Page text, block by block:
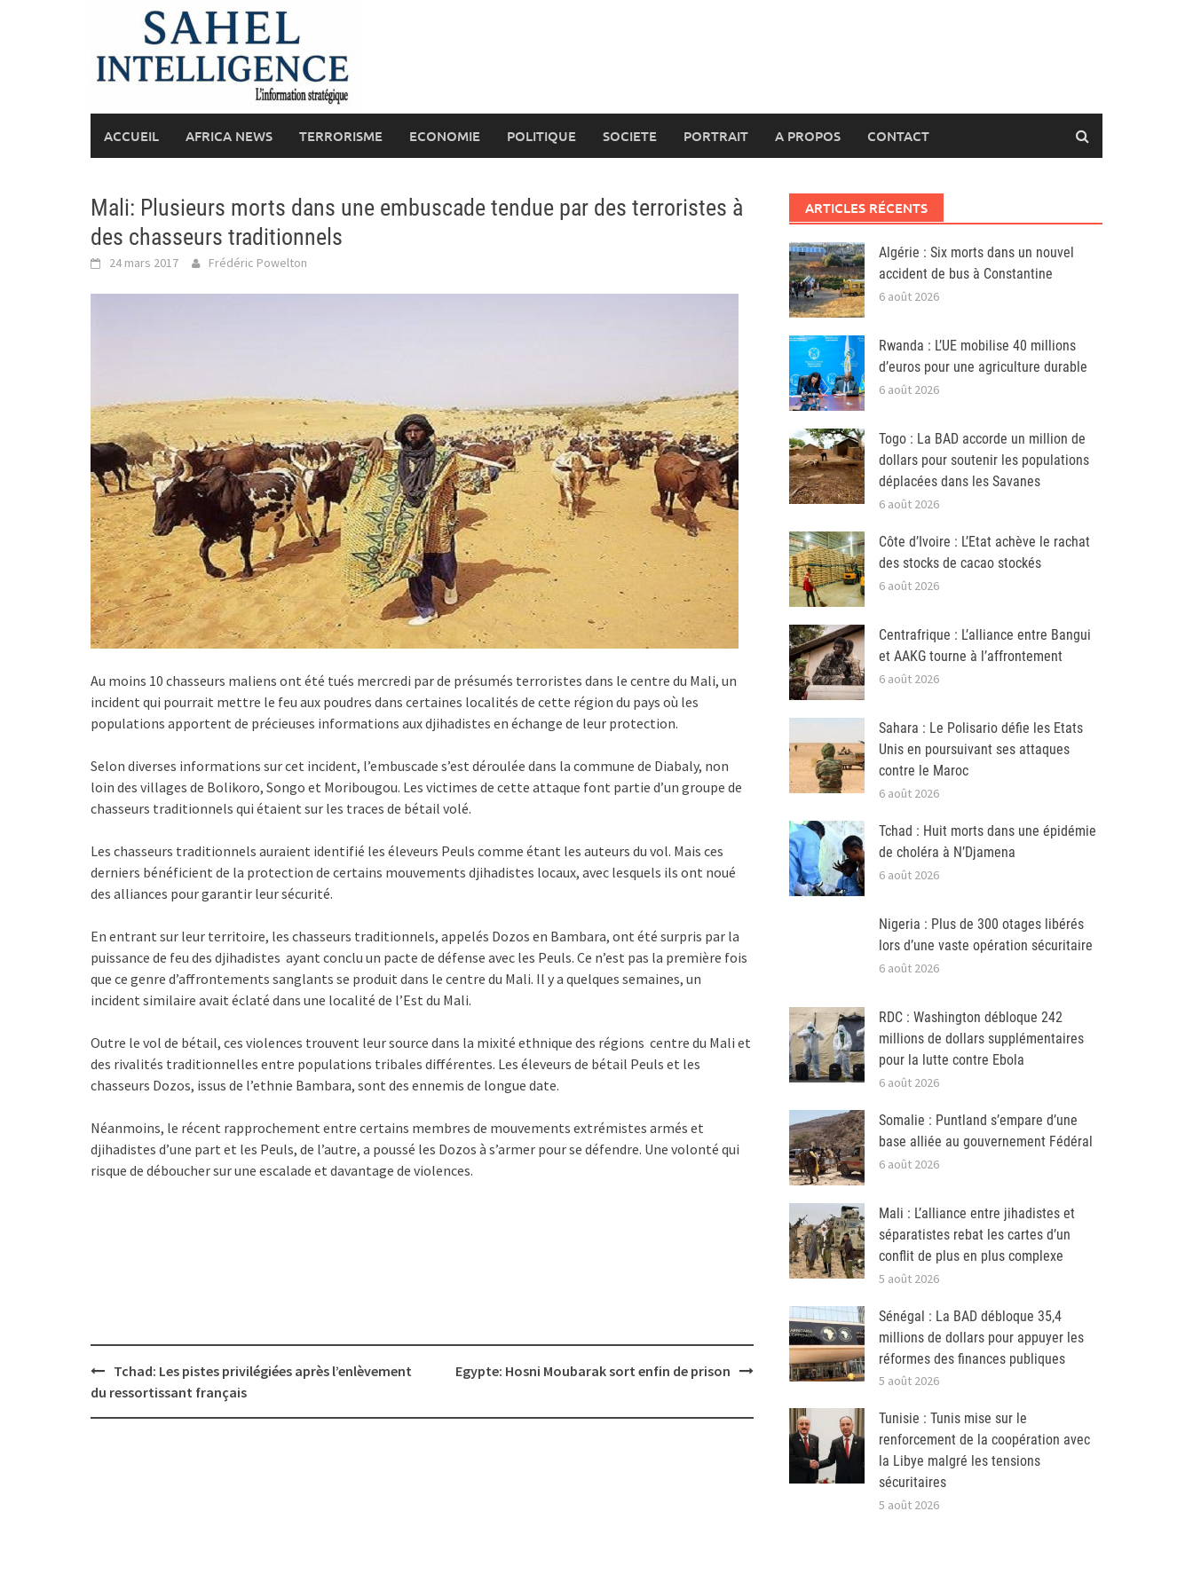
ACCUEIL AFRICA NEWS TERRORISME ECONOMIE POLITIQUE SOCIETE PORTRAIT A PROPOS CONTACT
Mali: Plusieurs morts dans une embuscade tendue par des terroristes à
des chasseurs traditionnels
24 mars 2017 Frédéric Powelton
Au moins 10 chasseurs maliens ont été tués mercredi par de présumés terroristes dans le centre du Mali, un
incident qui pourrait mettre le feu aux poudres dans certaines localités de cette région du pays où les
populations apportent de précieuses informations aux djihadistes en échange de leur protection.
Selon diverses informations sur cet incident, l’embuscade s’est déroulée dans la commune de Diabaly, non
loin des villages de Bolikoro, Songo et Moribougou. Les victimes de cette attaque font partie d’un groupe de
chasseurs traditionnels qui étaient sur les traces de bétail volé.
Les chasseurs traditionnels auraient identifié les éleveurs Peuls comme étant les auteurs du vol. Mais ces
derniers bénéficient de la protection de certains mouvements djihadistes locaux, avec lesquels ils ont noué
des alliances pour garantir leur sécurité.
En entrant sur leur territoire, les chasseurs traditionnels, appelés Dozos en Bambara, ont été surpris par la
puissance de feu des djihadistes ayant conclu un pacte de défense avec les Peuls. Ce n’est pas la première fois
que ce genre d’affrontements sanglants se produit dans le centre du Mali. Il y a quelques semaines, un
incident similaire avait éclaté dans une localité de l’Est du Mali.
Outre le vol de bétail, ces violences trouvent leur source dans la mixité ethnique des régions centre du Mali et
des rivalités traditionnelles entre populations tribales différentes. Les éleveurs de bétail Peuls et les
chasseurs Dozos, issus de l’ethnie Bambara, sont des ennemis de longue date.
Néanmoins, le récent rapprochement entre certains membres de mouvements extrémistes armés et
djihadistes d’une part et les Peuls, de l’autre, a poussé les Dozos à s’armer pour se défendre. Une volonté qui
risque de déboucher sur une escalade et davantage de violences.
Post
navigation
Tchad: Les pistes privilégiées après l’enlèvement
du ressortissant français
Egypte: Hosni Moubarak sort enfin de prison
ARTICLES RÉCENTS
Algérie : Six morts dans un nouvel
accident de bus à Constantine
6 août 2026
Rwanda : L’UE mobilise 40 millions
d’euros pour une agriculture durable
6 août 2026
Togo : La BAD accorde un million de
dollars pour soutenir les populations
déplacées dans les Savanes
6 août 2026
Côte d’Ivoire : L’Etat achève le rachat
des stocks de cacao stockés
6 août 2026
Centrafrique : L’alliance entre Bangui
et AAKG tourne à l’affrontement
6 août 2026
Sahara : Le Polisario défie les Etats
Unis en poursuivant ses attaques
contre le Maroc
6 août 2026
Tchad : Huit morts dans une épidémie
de choléra à N’Djamena
6 août 2026
Nigeria : Plus de 300 otages libérés
lors d’une vaste opération sécuritaire
6 août 2026
RDC : Washington débloque 242
millions de dollars supplémentaires
pour la lutte contre Ebola
6 août 2026
Somalie : Puntland s’empare d’une
base alliée au gouvernement Fédéral
6 août 2026
Mali : L’alliance entre jihadistes et
séparatistes rebat les cartes d’un
conflit de plus en plus complexe
5 août 2026
Sénégal : La BAD débloque 35,4
millions de dollars pour appuyer les
réformes des finances publiques
5 août 2026
Tunisie : Tunis mise sur le
renforcement de la coopération avec
la Libye malgré les tensions
sécuritaires
5 août 2026